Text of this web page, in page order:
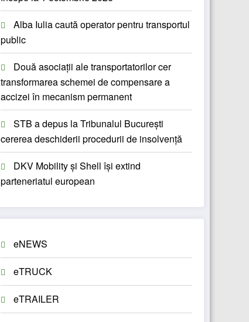
Alba Iulia caută operator pentru transportul
public
Două asociații ale transportatorilor cer
transformarea schemei de compensare a
accizei în mecanism permanent
STB a depus la Tribunalul București
cererea deschiderii procedurii de insolvență
DKV Mobility și Shell își extind
parteneriatul european
eNEWS
eTRUCK
eTRAILER